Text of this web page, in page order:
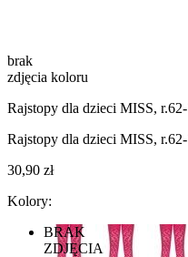
brak
zdjęcia koloru
Rajstopy dla dzieci MISS,
Rajstopy dla dzieci MISS,
30,90 zł
Kolory:
BRAK
ZDJĘCIA